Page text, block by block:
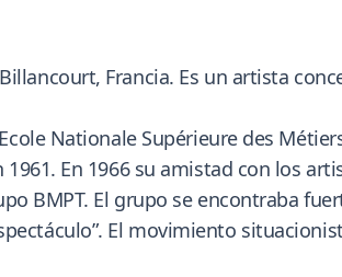
Francia. Es un artista
Nationale Supérieure des
En 1966 su amistad con los
BMPT. El grupo se encontraba
El movimiento